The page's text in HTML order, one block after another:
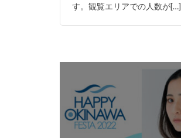
す。観覧エリアでの人数が[…]